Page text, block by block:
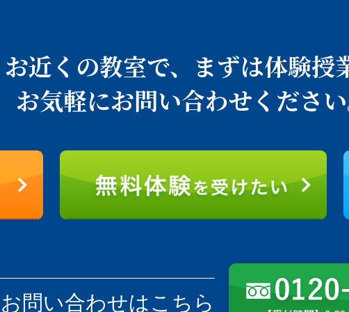
お近くの教室で、 まずは体験授
お気軽にお問い合わせくださ
お問い合わせはこちら